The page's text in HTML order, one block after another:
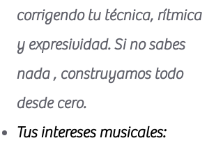
corrigendo tu técnica, rítmica
y expresividad. Si no sabes
nada , construyamos todo
desde cero.
Tus intereses musicales: